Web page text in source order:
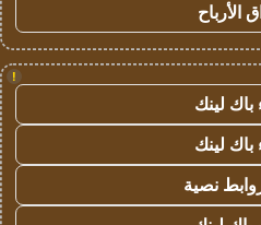
الأرباح
!
لينك
لينك
نصية